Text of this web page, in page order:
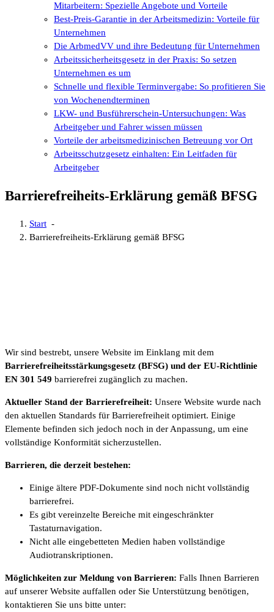
Mitarbeitern: Spezielle Angebote und Vorteile
Best-Preis-Garantie in der Arbeitsmedizin: Vorteile für
Unternehmen
Die ArbmedVV und ihre Bedeutung für Unternehmen
Arbeitssicherheitsgesetz in der Praxis: So setzen
Unternehmen es um
Schnelle und flexible Terminvergabe: So profitieren Sie
von Wochenendterminen
LKW- und Busführerschein-Untersuchungen: Was
Arbeitgeber und Fahrer wissen müssen
Vorteile der arbeitsmedizinischen Betreuung vor Ort
Arbeitsschutzgesetz einhalten: Ein Leitfaden für
Arbeitgeber
Barrierefreiheits-Erklärung gemäß BFSG
Start -
Barrierefreiheits-Erklärung gemäß BFSG
Wir sind bestrebt, unsere Website im Einklang mit dem
Barrierefreiheitsstärkungsgesetz (BFSG) und der EU-Richtlinie
EN 301 549 barrierefrei zugänglich zu machen.
Aktueller Stand der Barrierefreiheit: Unsere Website wurde nach
den aktuellen Standards für Barrierefreiheit optimiert. Einige
Elemente befinden sich jedoch noch in der Anpassung, um eine
vollständige Konformität sicherzustellen.
Barrieren, die derzeit bestehen:
Einige ältere PDF-Dokumente sind noch nicht vollständig
barrierefrei.
Es gibt vereinzelte Bereiche mit eingeschränkter
Tastaturnavigation.
Nicht alle eingebetteten Medien haben vollständige
Audiotranskriptionen.
Möglichkeiten zur Meldung von Barrieren: Falls Ihnen Barrieren
auf unserer Website auffallen oder Sie Unterstützung benötigen,
kontaktieren Sie uns bitte unter: